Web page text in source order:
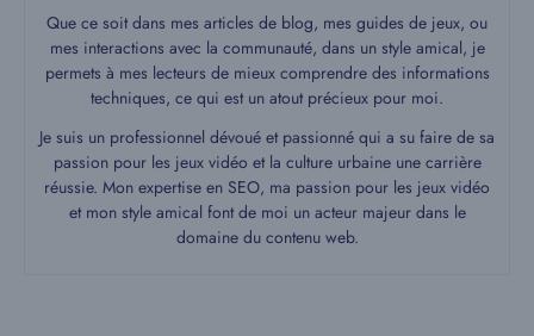
Que ce soit dans mes articles de blog, mes guides de jeux, ou
mes interactions avec la communauté, dans un style amical, je
permets à mes lecteurs de mieux comprendre des informations
techniques, ce qui est un atout précieux pour moi.
Je suis un professionnel dévoué et passionné qui a su faire de sa
passion pour les jeux vidéo et la culture urbaine une carrière
réussie. Mon expertise en SEO, ma passion pour les jeux vidéo
et mon style amical font de moi un acteur majeur dans le
domaine du contenu web.